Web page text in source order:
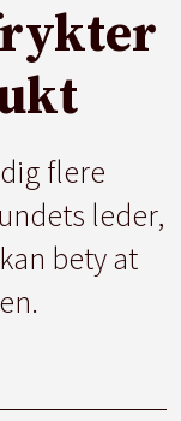
flere
leder,
bety at